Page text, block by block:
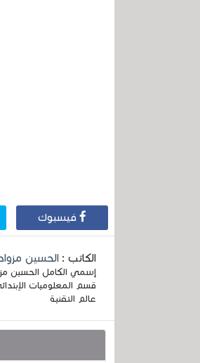
فيسبوك
الكاتب : الحسين
قسم المعلوميات
عالم التقنية